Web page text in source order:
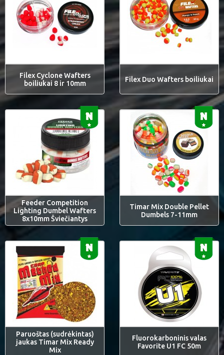
Filex Cyclone Wafters
boiliukai 8 ir 10mm
Filex Duo Wafters boiliukai
Feeder Competition
Lighting Dumbel Wafters
8x10mm Šviečiantys
Timar Mix Double Pellet
Dumbels 7-11mm
Paruoštas (sudrėkintas)
jaukas Timar Mix Ready
Mix
Fluorokarboninis valas
Favorite U1 FC 50m